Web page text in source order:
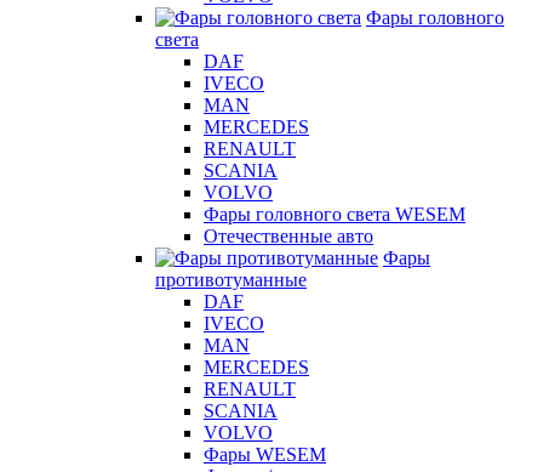
Фары головного
света
DAF
IVECO
MAN
MERCEDES
RENAULT
SCANIA
VOLVO
Фары головного света WESEM
Отечественные авто
Фары
противотуманные
DAF
IVECO
MAN
MERCEDES
RENAULT
SCANIA
VOLVO
Фары WESEM